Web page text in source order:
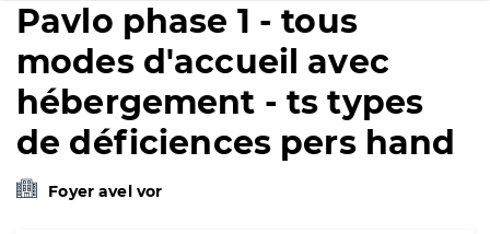
Pavlo phase 1 - tous
modes d'accueil avec
hébergement - ts types
de déficiences pers hand
Foyer avel vor